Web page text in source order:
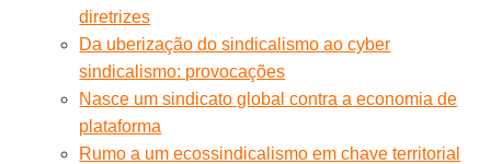
diretrizes
Da uberização do sindicalismo ao cyber
sindicalismo: provocações
Nasce um sindicato global contra a economia de
plataforma
Rumo a um ecossindicalismo em chave territorial